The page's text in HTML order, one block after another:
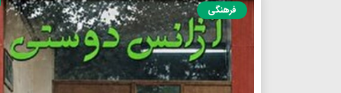
فرهنگی